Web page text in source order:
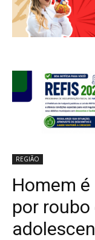
REGIÃO
Homem
por